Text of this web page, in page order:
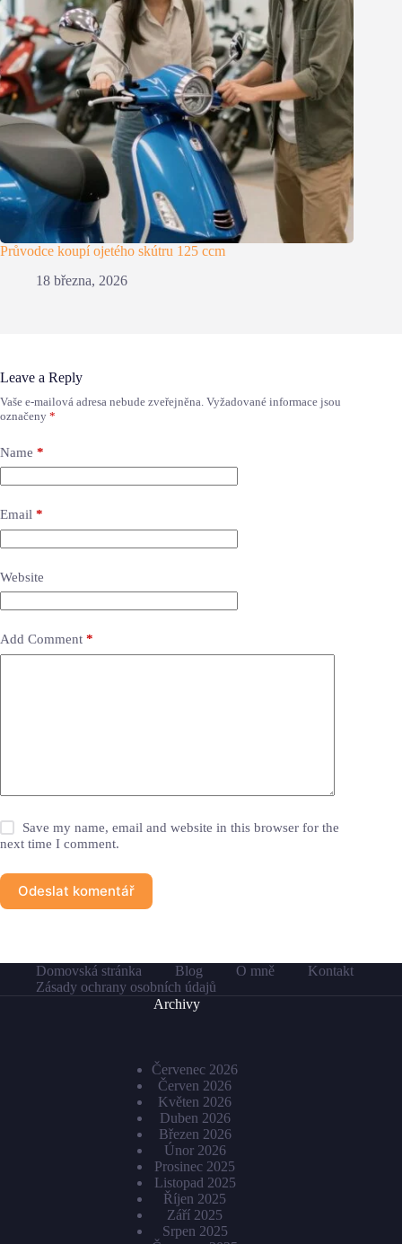
Průvodce koupí ojetého skútru 125 ccm
18 března, 2026
Leave a Reply
Vaše e-mailová adresa nebude zveřejněna. Vyžadované informace jsou
označeny *
Name *
Email *
Website
Add Comment *
Save my name, email and website in this browser for the
next time I comment.
Odeslat komentář
Domovská stránka Blog O mně
Kontakt
Zásady ochrany osobních údajů
Archivy
Červenec 2026
Červen 2026
Květen 2026
Duben 2026
Březen 2026
Únor 2026
Prosinec 2025
Listopad 2025
Říjen 2025
Září 2025
Srpen 2025